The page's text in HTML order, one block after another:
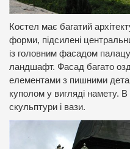
Костел має багатий
форми, підсилені
із головним фасадом
ландшафт. Фасад багато
елементами з пишними
куполом у вигляді намету. В
скульптури і вази.